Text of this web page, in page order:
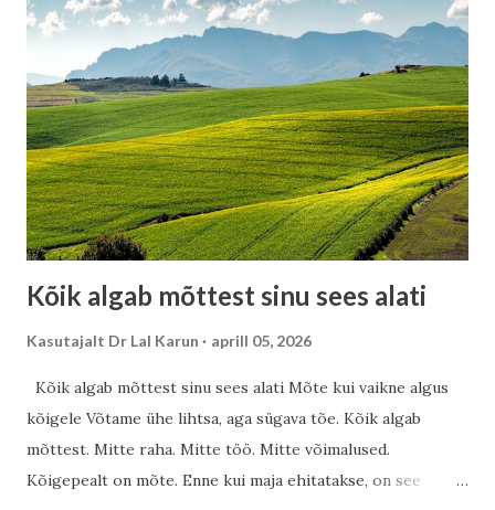
vaidle – ta täidab Sinu mõistus on nagu väga tubli assistent.
Ta ei vaidle sinuga. Ta ei ütle: “Kas sa oled kindel?” Ta
lihtsalt võtab su mõtte ja teeb sellest tööülesande. Kui sa
ütled: “See on liiga raske” — ta vastab: “Selge, otsime
tõendeid, et see on raske.” Kui sa ütled: “Ma leian viisi” — ta
vastab: “Selge, hakkame võimalusi otsima.” Ja järsku juhtub
midagi kummalist – sa hakkad märkama ideid, inimesi ja
olukordi,...
Kõik algab mõttest sinu sees alati
Kasutajalt Dr Lal Karun aprill 05, 2026
Kõik algab mõttest sinu sees alati Mõte kui vaikne algus
kõigele Võtame ühe lihtsa, aga sügava tõe. Kõik algab
mõttest. Mitte raha. Mitte töö. Mitte võimalused.
Kõigepealt on mõte. Enne kui maja ehitatakse, on see